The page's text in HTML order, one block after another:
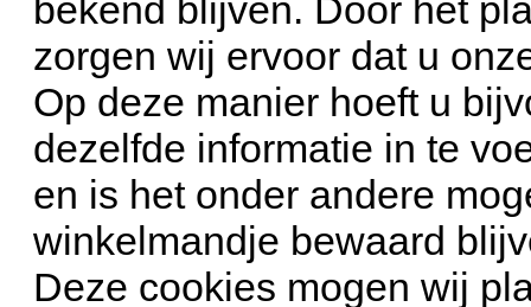
bekend blijven. Door het
zorgen wij ervoor dat u
Op deze manier hoeft u
dezelfde informatie in te
en is het onder andere
winkelmandje bewaard
Deze cookies mogen wij